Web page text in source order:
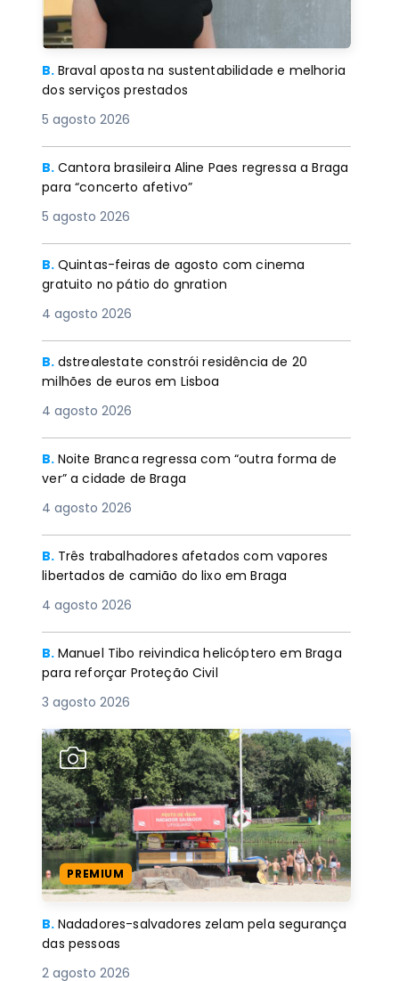
B. Braval aposta na sustentabilidade e melhoria
dos serviços prestados
5 agosto 2026
B. Cantora brasileira Aline Paes regressa a Braga
para “concerto afetivo”
5 agosto 2026
B. Quintas-feiras de agosto com cinema
gratuito no pátio do gnration
4 agosto 2026
B. dstrealestate constrói residência de 20
milhões de euros em Lisboa
4 agosto 2026
B. Noite Branca regressa com “outra forma de
ver” a cidade de Braga
4 agosto 2026
B. Três trabalhadores afetados com vapores
libertados de camião do lixo em Braga
4 agosto 2026
B. Manuel Tibo reivindica helicóptero em Braga
para reforçar Proteção Civil
3 agosto 2026
PREMIUM
B. Nadadores-salvadores zelam pela segurança
das pessoas
2 agosto 2026